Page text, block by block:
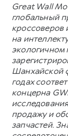
Great Wall
глобальный
на
экологичном
Шанхайской
годах
концерна
продажу и
запчастей.